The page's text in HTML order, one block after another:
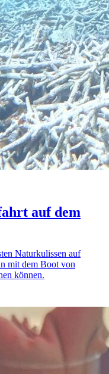
auf dem
Naturkulissen auf
mit dem Boot von
können.